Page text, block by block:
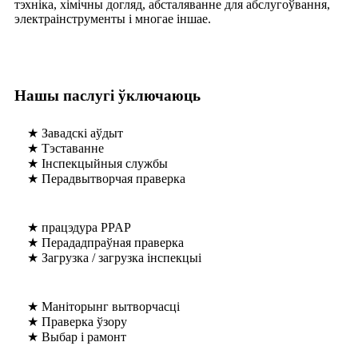
тэхніка, хімічны догляд, абсталяванне для абслугоўвання,
электраінструменты і многае іншае.
Нашы паслугі ўключаюць
★ Завадскі аўдыт
★ Тэставанне
★ Інспекцыйныя службы
★ Перадвытворчая праверка
★ працэдура PPAP
★ Перададпраўная праверка
★ Загрузка / загрузка інспекцыі
★ Маніторынг вытворчасці
★ Праверка ўзору
★ Выбар і рамонт